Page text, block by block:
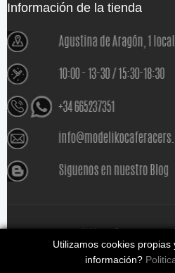
Información de la tienda
Utilizamos cookies
información?
www.modelikocaferacers.com